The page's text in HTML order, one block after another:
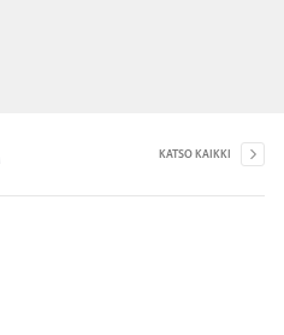
KATSO KAIKKI